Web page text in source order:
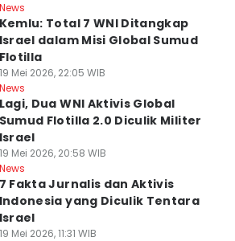
News
Kemlu: Total 7 WNI Ditangkap
Israel dalam Misi Global Sumud
Flotilla
19 Mei 2026, 22:05 WIB
News
Lagi, Dua WNI Aktivis Global
Sumud Flotilla 2.0 Diculik Militer
Israel
19 Mei 2026, 20:58 WIB
News
7 Fakta Jurnalis dan Aktivis
Indonesia yang Diculik Tentara
Israel
19 Mei 2026, 11:31 WIB